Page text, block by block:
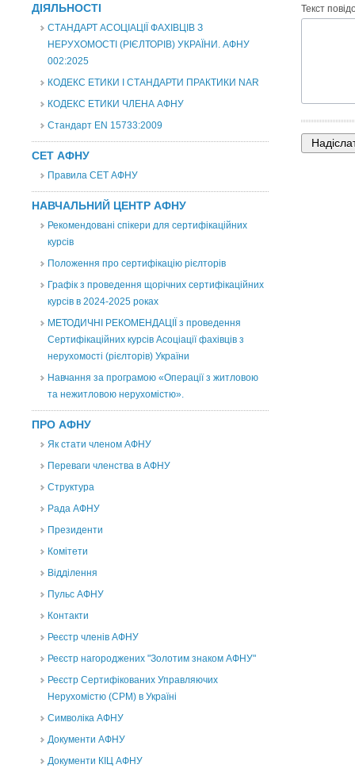
ДІЯЛЬНОСТІ
СТАНДАРТ АСОЦІАЦІЇ ФАХІВЦІВ З
НЕРУХОМОСТІ (РІЄЛТОРІВ) УКРАЇНИ. АФНУ
002:2025
КОДЕКС ЕТИКИ І СТАНДАРТИ ПРАКТИКИ NAR
КОДЕКС ЕТИКИ ЧЛЕНА АФНУ
Стандарт EN 15733:2009
СЕТ АФНУ
Правила СЕТ АФНУ
НАВЧАЛЬНИЙ ЦЕНТР АФНУ
Рекомендовані спікери для сертифікаційних
курсів
Положення про сертифікацію рієлторів
Графік з проведення щорічних сертифікаційних
курсів в 2024-2025 роках
МЕТОДИЧНІ РЕКОМЕНДАЦІЇ з проведення
Сертифікаційних курсів Асоціації фахівців з
нерухомості (рієлторів) України
Навчання за програмою «Операції з житловою
та нежитловою нерухомістю».
ПРО АФНУ
Як стати членом АФНУ
Переваги членства в АФНУ
Структура
Рада АФНУ
Президенти
Комітети
Відділення
Пульс АФНУ
Контакти
Реєстр членів АФНУ
Реєстр нагороджених "Золотим знаком АФНУ"
Реєстр Сертифікованих Управляючих
Нерухомістю (CPM) в Україні
Символіка АФНУ
Документи АФНУ
Документи КІЦ АФНУ
Текст